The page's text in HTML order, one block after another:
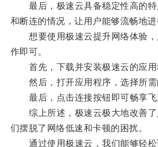
最后，极速云具备稳定性高的特
和断连的情况，让用户能够流畅地进
想要使用极速云提升网络体验，
作即可。
首先，下载并安装极速云的应用
然后，打开应用程序，选择所需
最后，点击连接按钮即可畅享飞
综上所述，极速云极大地改善了
们摆脱了网络低速和卡顿的困扰。
通过使用极速云，我们能够轻松